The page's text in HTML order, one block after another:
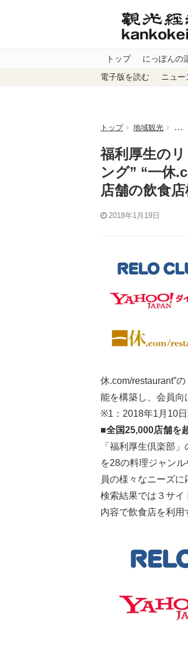
トップ にっぽんの
電子版を読む ニュー
トップ 地域観光 福
福利厚生の
ング” “一休
店舗の飲食
2018年1月19日
休.com/restaurant”
能を構築し、会員向
※1：2018年1月10
■全国25,000店舗を
「福利厚生倶楽部
を28の料理ジャン
員の様々なニーズに
検索結果では３サイ
内容で飲食店を利用